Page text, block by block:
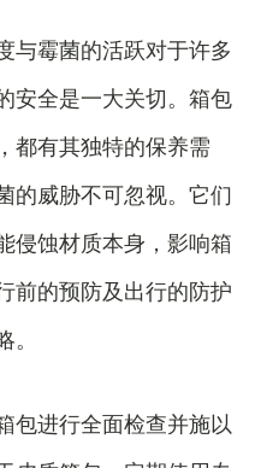
与霉菌的活跃对于许多
安全是一大关切。箱包
都有其独特的保养需
的威胁不可忽视。它们
侵蚀材质本身，影响箱
前的预防及出行的防护
包进行全面检查并施以